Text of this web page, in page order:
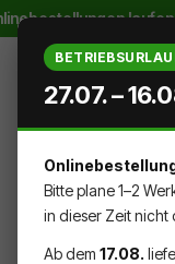
Zum Hauptinhalt
27.07. –
Bitte plane 1–2
in dieser Zeit
Ab dem 17.08.